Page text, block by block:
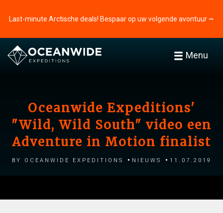
Last-minute Arctische deals! Bespaar op uw volgende avontuur ⭢
Menu
Oceanwide Expeditions'
"Wild, Wild South" video een
Adventure in Motion finalist
by Oceanwide Expeditions Nieuws 11.07.2019